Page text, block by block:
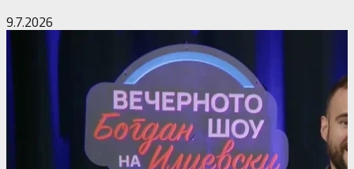
9.7.2026